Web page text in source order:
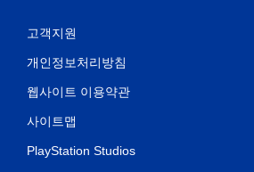
고객지원
개인정보처리방침
웹사이트 이용약관
사이트맵
PlayStation Studios